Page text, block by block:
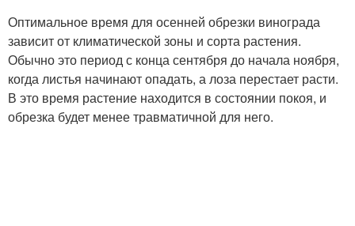
Оптимальное время для осенней обрезки винограда
зависит от климатической зоны и сорта растения.
Обычно это период с конца сентября до начала ноября,
когда листья начинают опадать, а лоза перестает расти.
В это время растение находится в состоянии покоя, и
обрезка будет менее травматичной для него.